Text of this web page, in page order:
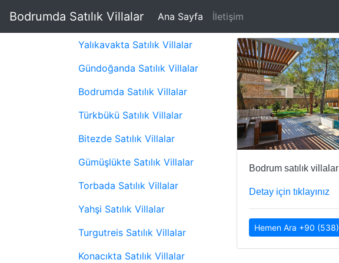
Bodrumda Satılık Villalar Ana Sayfa (current)
İletişim
Yalıkavakta Satılık Villalar
Gündoğanda Satılık Villalar
Bodrumda Satılık Villalar
Türkbükü Satılık Villalar
Bitezde Satılık Villalar
Gümüşlükte Satılık Villalar
Torbada Satılık Villalar
Yahşi Satılık Villalar
Turgutreis Satılık Villalar
Konacıkta Satılık Villalar
Bodrum satılık villalar
Detay için tıklayınız
Hemen Ara +90